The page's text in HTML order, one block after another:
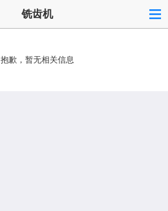
铣齿机
抱歉，暂无相关信息